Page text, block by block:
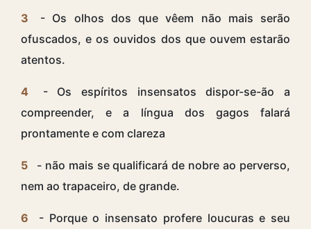
3
- Os olhos dos que vêem não mais serão
ofuscados, e os ouvidos dos que ouvem estarão
atentos.
4
- Os espíritos insensatos dispor-se-ão a
compreender, e a língua dos gagos falará
prontamente e com clareza
5
- não mais se qualificará de nobre ao perverso,
nem ao trapaceiro, de grande.
6
- Porque o insensato profere loucuras e seu